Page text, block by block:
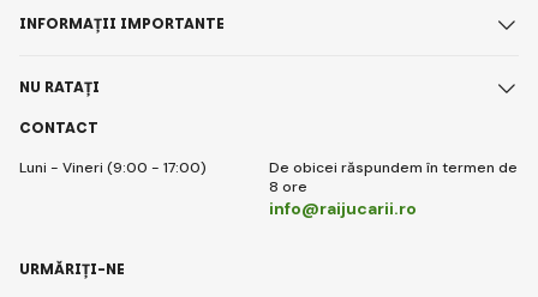
CONTACT
Luni - Vineri (9:00 - 17:00)
De obicei răspundem în termen de
8 ore
info@raijucarii.ro
INFORMAȚII IMPORTANTE
NU RATAȚI
URMĂRIȚI-NE